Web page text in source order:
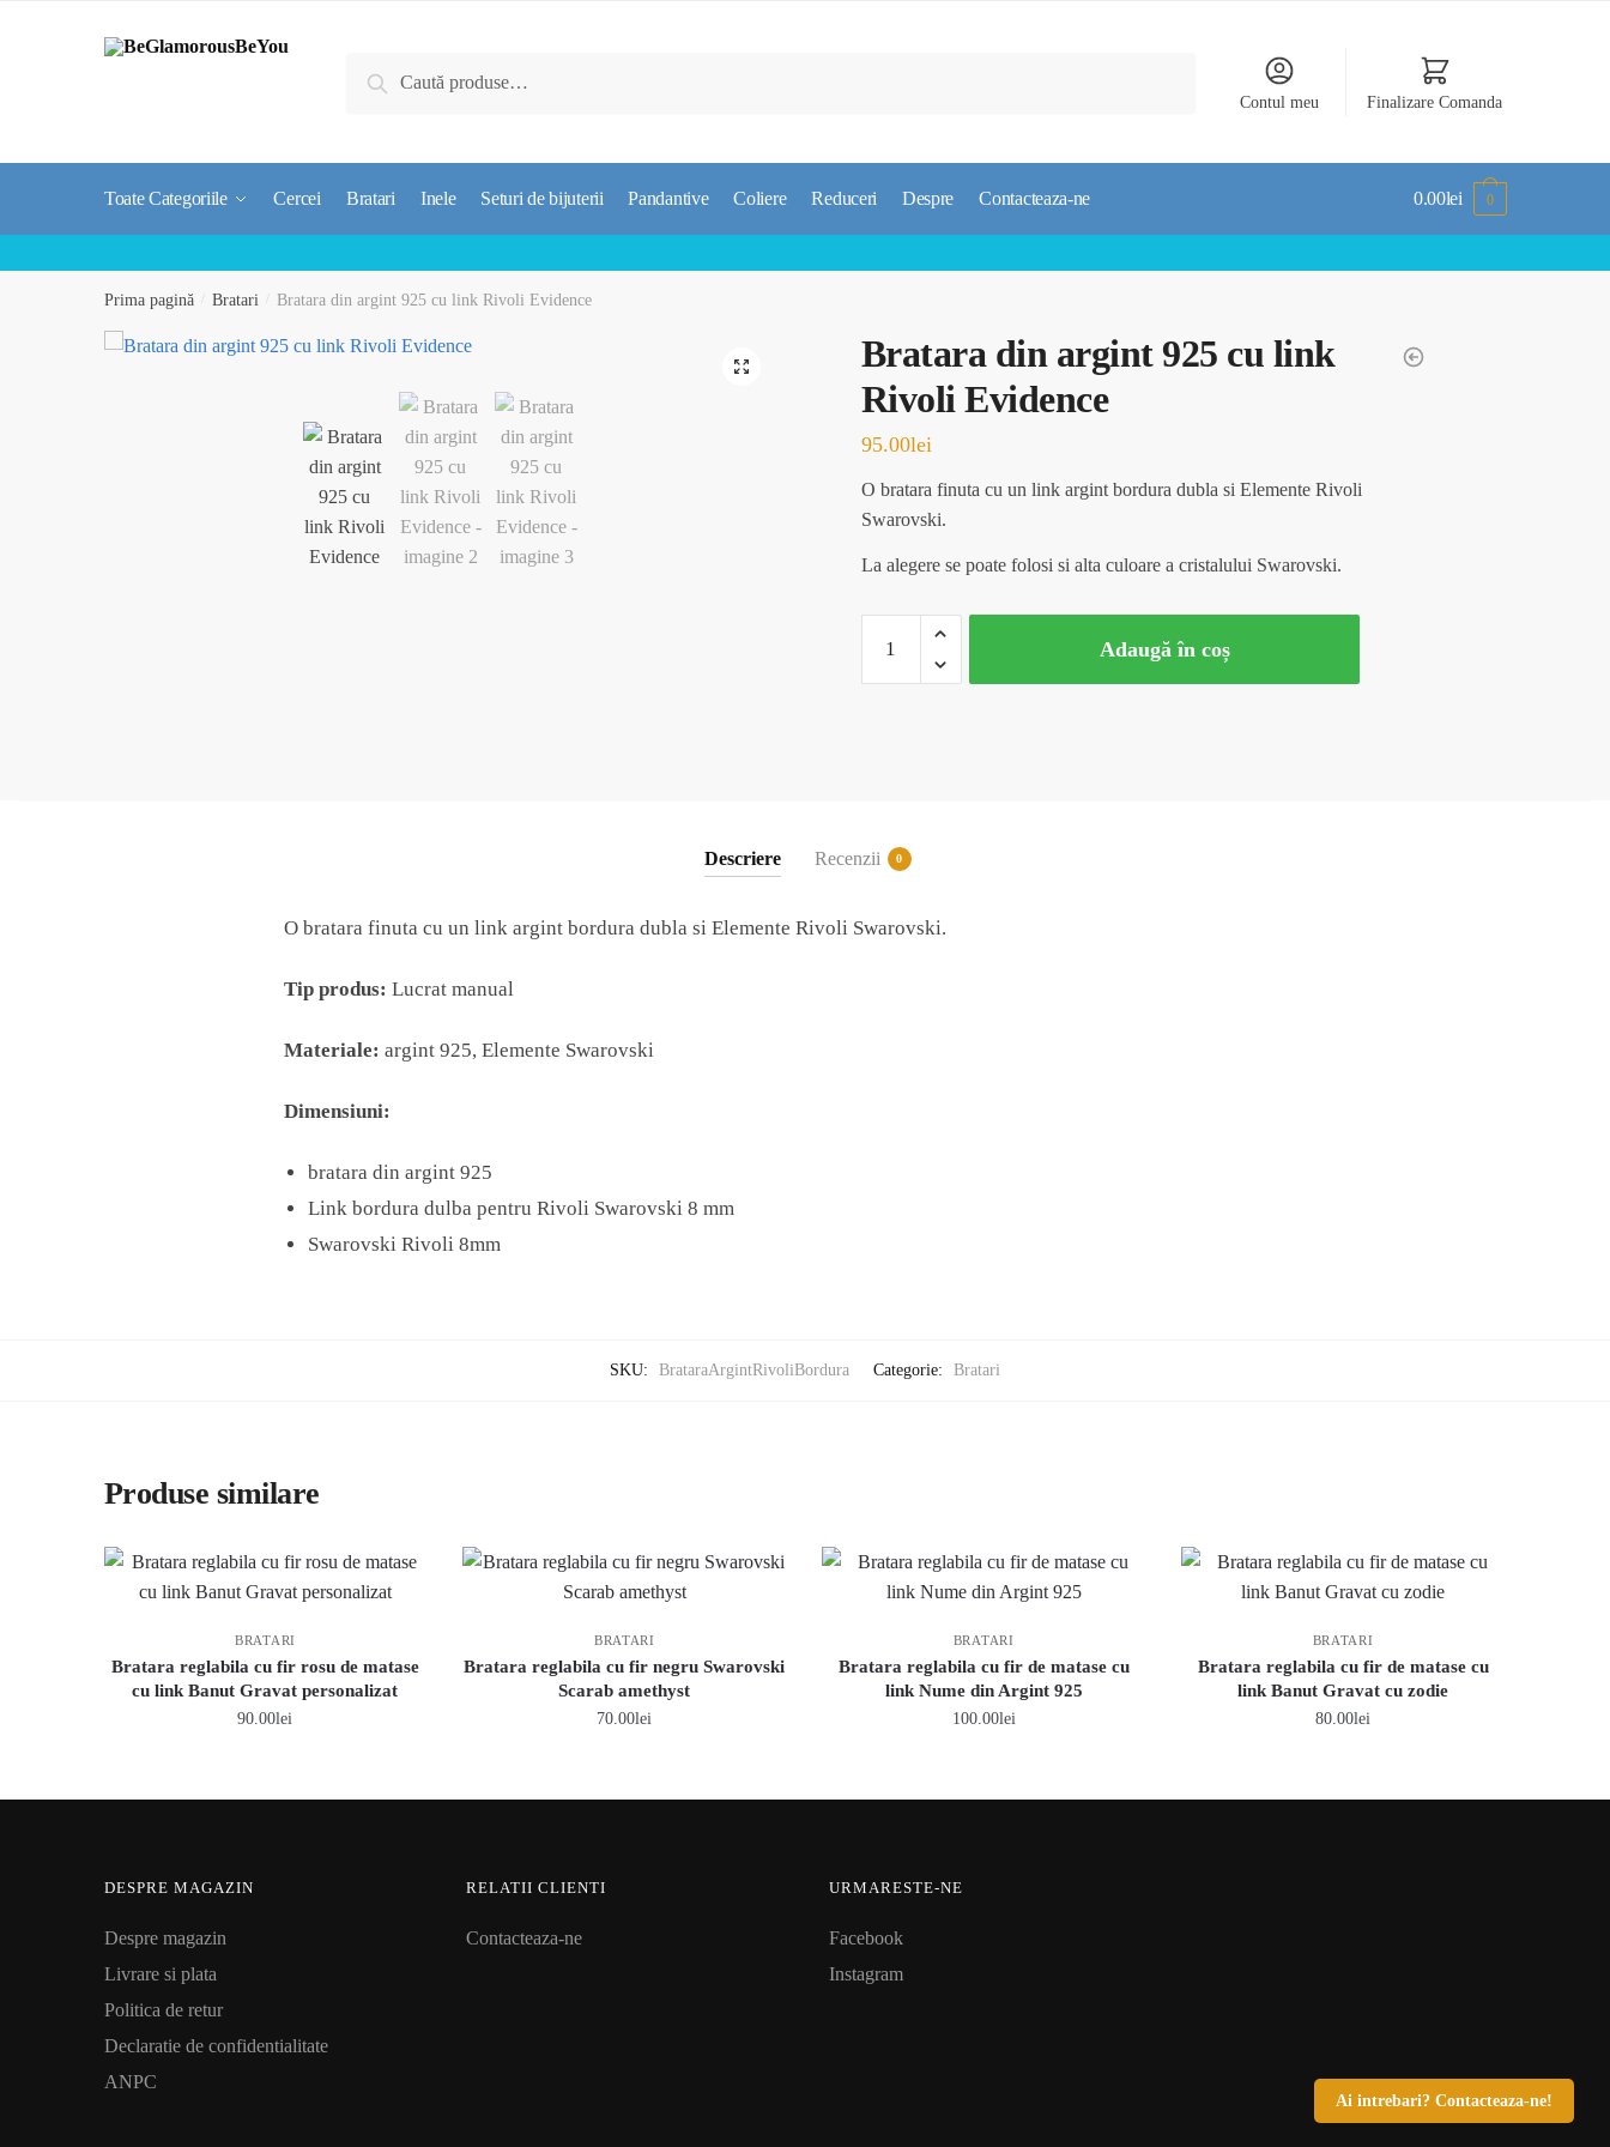
după:
Caută
Contul meu Finalizare Comanda
Toate Categoriile Cercei Bratari Inele Seturi de bijuterii Pandantive Coliere Reduceri Despre Contacteaza-ne 0.00lei 0
Prima pagină Bratari Bratara din argint 925 cu link Rivoli Evidence
🔍
Bratara din argint 925 cu link
Rivoli Evidence
95.00lei
O bratara finuta cu un link argint bordura dubla si Elemente Rivoli
Swarovski.
La alegere se poate folosi si alta culoare a cristalului Swarovski.
Bratara
din
Evidence
Adaugă în coș
Ai intrebari? Contacteaza-ne!
Descriere Recenzii 0
O bratara finuta cu un link argint bordura dubla si Elemente Rivoli Swarovski.
Tip produs: Lucrat manual
Materiale: argint 925, Elemente Swarovski
Dimensiuni:
bratara din argint 925
Link bordura dulba pentru Rivoli Swarovski 8 mm
Swarovski Rivoli 8mm
SKU: BrataraArgintRivoliBordura Categorie: Bratari
Produse similare
BRATARI
Bratara reglabila cu fir rosu de matase
cu link Banut Gravat personalizat
90.00lei
BRATARI
Bratara reglabila cu fir negru Swarovski
Scarab amethyst
70.00lei
BRATARI
Bratara reglabila cu fir de matase cu
link Nume din Argint 925
100.00lei
BRATARI
Bratara reglabila cu fir de matase cu
link Banut Gravat cu zodie
80.00lei
DESPRE MAGAZIN
Despre magazin
Livrare si plata
Politica de retur
Declaratie de confidentialitate
ANPC
RELATII CLIENTI
Contacteaza-ne
URMARESTE-NE
Facebook
Instagram